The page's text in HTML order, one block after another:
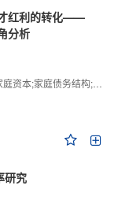
红利的转化——
分析
本;家庭债务结构;CHFS
研究